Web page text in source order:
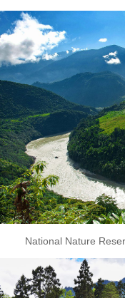
National Nature